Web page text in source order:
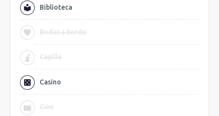
Biblioteca
Bodas a bordo
Capilla
Casino
Cine